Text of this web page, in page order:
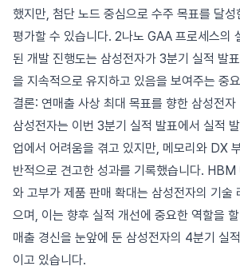
했지만, 첨단 노드 중심으로 수주 목표를 달
평가할 수 있습니다. 2나노 GAA 프로세스의
된 개발 진행도는 삼성전자가 3분기 실적 발
을 지속적으로 유지하고 있음을 보여주는 중
결론: 연매출 사상 최대 목표를 향한 삼성전자
삼성전자는 이번 3분기 실적 발표에서 실적
업에서 어려움을 겪고 있지만, 메모리와 DX
반적으로 견고한 성과를 기록했습니다. HBM
와 고부가 제품 판매 확대는 삼성전자의 기술
으며, 이는 향후 실적 개선에 중요한 역할을
매출 경신을 눈앞에 둔 삼성전자의 4분기 실
이고 있습니다.